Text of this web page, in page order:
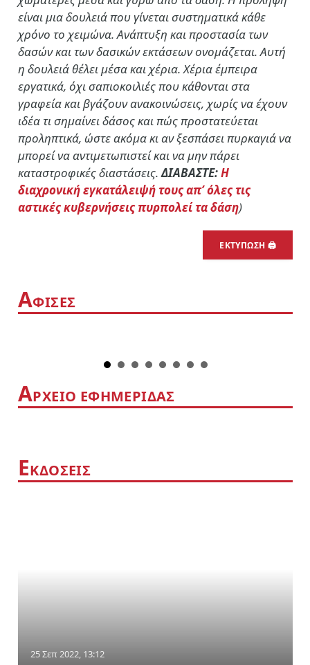
είναι μια δουλειά που γίνεται συστηματικά κάθε
χρόνο το χειμώνα. Ανάπτυξη και προστασία των
δασών και των δασικών εκτάσεων ονομάζεται. Αυτή
η δουλειά θέλει μέσα και χέρια. Χέρια έμπειρα
εργατικά, όχι σαπιοκοιλιές που κάθονται στα
γραφεία και βγάζουν ανακοινώσεις, χωρίς να έχουν
ιδέα τι σημαίνει δάσος και πώς προστατεύεται
προληπτικά, ώστε ακόμα κι αν ξεσπάσει πυρκαγιά να
μπορεί να αντιμετωπιστεί και να μην πάρει
καταστροφικές διαστάσεις.ΔΙΑΒΑΣΤΕ:Η
διαχρονική εγκατάλειψή τους απ’ όλες τις
αστικές κυβερνήσεις πυρπολεί τα δάση)
ΕΚΤΥΠΩΣΗ 🖨
ΑΦΙΣΕΣ
ΑΡΧΕΙΟ ΕΦΗΜΕΡΙΔΑΣ
ΕΚΔΟΣΕΙΣ
25 Σεπ 2022, 13:12